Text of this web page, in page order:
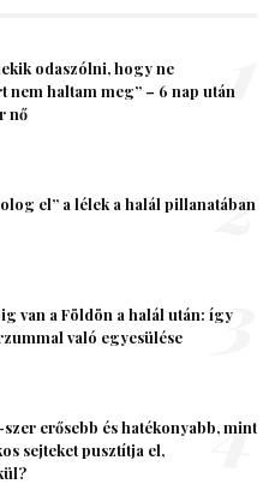
odaszólni, hogy ne
nem haltam meg” – 6 nap után
nő
1
el” a lélek a halál pillanatában
2
van a Földön a halál után: így
való egyesülése
3
erősebb és hatékonyabb, mint
sejteket pusztítja el,
4